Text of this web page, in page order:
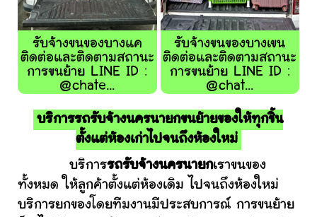
รับจ้างขนของบางแค
ติดต่อและติดตามสถานะ
การขนย้าย LINE ID :
@chate...
รับจ้างขนของบางเขน
ติดต่อและติดตามสถานะ
การขนย้าย LINE ID :
@chat...
บริการรถรับจ้างนครนายกขนย้ายของให้ทุกชิ้น
ตั้งแต่ห้องเก่าไปจนถึงห้องใหม่
บริการรถรับจ้างนครนายกเราขนของ
ทั้งหมด ให้ลูกค้าตั้งแต่ห้องเดิม ไปจนถึงห้องใหม่
บริการยกของโดยทีมงานมีประสบการณ์ การขนย้าย